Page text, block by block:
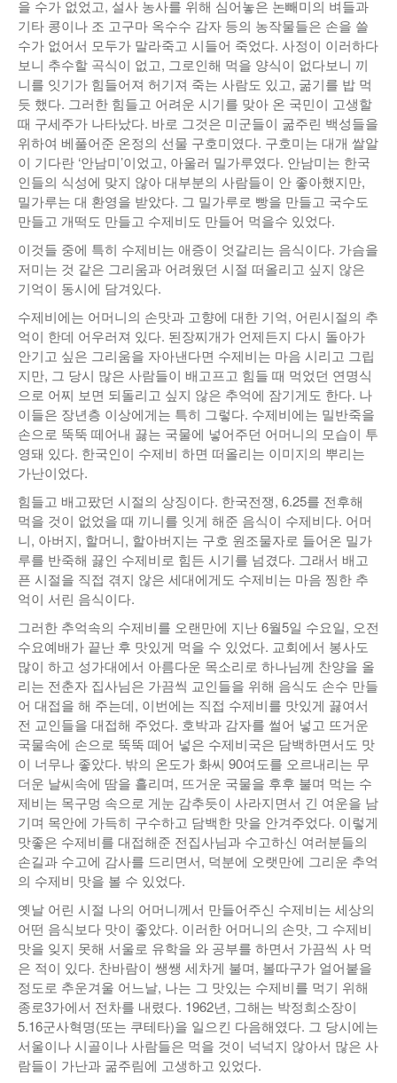
을 수가 없었고, 설사 농사를 위해 심어놓은 논빼미의 벼들과
기타 콩이나 조 고구마 옥수수 감자 등의 농작물들은 손을 쓸
수가 없어서 모두가 말라죽고 시들어 죽었다. 사정이 이러하다
보니 추수할 곡식이 없고, 그로인해 먹을 양식이 없다보니 끼
니를 잇기가 힘들어져 허기져 죽는 사람도 있고, 굶기를 밥 먹
듯 했다. 그러한 힘들고 어려운 시기를 맞아 온 국민이 고생할
때 구세주가 나타났다. 바로 그것은 미군들이 굶주린 백성들을
위하여 베풀어준 온정의 선물 구호미였다. 구호미는 대개 쌀알
이 기다란 ‘안남미’이었고, 아울러 밀가루였다. 안남미는 한국
인들의 식성에 맞지 않아 대부분의 사람들이 안 좋아했지만,
밀가루는 대 환영을 받았다. 그 밀가루로 빵을 만들고 국수도
만들고 개떡도 만들고 수제비도 만들어 먹을수 있었다.
이것들 중에 특히 수제비는 애증이 엇갈리는 음식이다. 가슴을
저미는 것 같은 그리움과 어려웠던 시절 떠올리고 싶지 않은
기억이 동시에 담겨있다.
수제비에는 어머니의 손맛과 고향에 대한 기억, 어린시절의 추
억이 한데 어우러져 있다. 된장찌개가 언제든지 다시 돌아가
안기고 싶은 그리움을 자아낸다면 수제비는 마음 시리고 그립
지만, 그 당시 많은 사람들이 배고프고 힘들 때 먹었던 연명식
으로 어찌 보면 되돌리고 싶지 않은 추억에 잠기게도 한다. 나
이들은 장년층 이상에게는 특히 그렇다. 수제비에는 밀반죽을
손으로 뚝뚝 떼어내 끓는 국물에 넣어주던 어머니의 모습이 투
영돼 있다. 한국인이 수제비 하면 떠올리는 이미지의 뿌리는
가난이었다.
힘들고 배고팠던 시절의 상징이다. 한국전쟁, 6.25를 전후해
먹을 것이 없었을 때 끼니를 잇게 해준 음식이 수제비다. 어머
니, 아버지, 할머니, 할아버지는 구호 원조물자로 들어온 밀가
루를 반죽해 끓인 수제비로 힘든 시기를 넘겼다. 그래서 배고
픈 시절을 직접 겪지 않은 세대에게도 수제비는 마음 찡한 추
억이 서린 음식이다.
그러한 추억속의 수제비를 오랜만에 지난 6월5일 수요일, 오전
수요예배가 끝난 후 맛있게 먹을 수 있었다. 교회에서 봉사도
많이 하고 성가대에서 아름다운 목소리로 하나님께 찬양을 올
리는 전춘자 집사님은 가끔씩 교인들을 위해 음식도 손수 만들
어 대접을 해 주는데, 이번에는 직접 수제비를 맛있게 끓여서
전 교인들을 대접해 주었다. 호박과 감자를 썰어 넣고 뜨거운
국물속에 손으로 뚝뚝 떼어 넣은 수제비국은 담백하면서도 맛
이 너무나 좋았다. 밖의 온도가 화씨 90여도를 오르내리는 무
더운 날씨속에 땀을 흘리며, 뜨거운 국물을 후후 불며 먹는 수
제비는 목구멍 속으로 게눈 감추듯이 사라지면서 긴 여운을 남
기며 목안에 가득히 구수하고 담백한 맛을 안겨주었다. 이렇게
맛좋은 수제비를 대접해준 전집사님과 수고하신 여러분들의
손길과 수고에 감사를 드리면서, 덕분에 오랫만에 그리운 추억
의 수제비 맛을 볼 수 있었다.
옛날 어린 시절 나의 어머니께서 만들어주신 수제비는 세상의
어떤 음식보다 맛이 좋았다. 이러한 어머니의 손맛, 그 수제비
맛을 잊지 못해 서울로 유학을 와 공부를 하면서 가끔씩 사 먹
은 적이 있다. 찬바람이 쌩쌩 세차게 불며, 볼따구가 얼어붙을
정도로 추운겨울 어느날, 나는 그 맛있는 수제비를 먹기 위해
종로3가에서 전차를 내렸다. 1962년, 그해는 박정희소장이
5.16군사혁명(또는 쿠테타)을 일으킨 다음해였다. 그 당시에는
서울이나 시골이나 사람들은 먹을 것이 넉넉지 않아서 많은 사
람들이 가난과 굶주림에 고생하고 있었다.